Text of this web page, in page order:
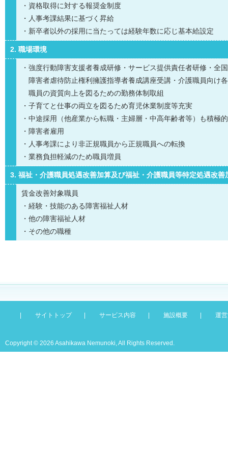
・資格取得に対する報奨金制度
・人事考課結果に基づく昇給
・新卒者以外の採用に当たっては経験年数に応じ基本給設定
2. 職場環境
・強度行動障害支援者養成研修・サービス提供責任者研修・全
障害者虐待防止権利擁護指導者養成講座受講・介護職員向け
職員の資質向上を図るための勤務体制取組
・子育てと仕事の両立を図るため育児休業制度等充実
・中途採用（他産業から転職・主婦層・中高年齢者等）も積極
・障害者雇用
・人事考課により非正規職員から正規職員への転換
・業務負担軽減のため職員増員
3. 福祉・介護職員処遇改善加算及び福祉・介護職員等特定処遇改善
賃金改善対象職員
・経験・技能のある障害福祉人材
・他の障害福祉人材
・その他の職種
サイトトップ| サービス内容| 施設概要| 運
Copyright © 2026 Asahikawa Nemunoki, All Rights Reserved.